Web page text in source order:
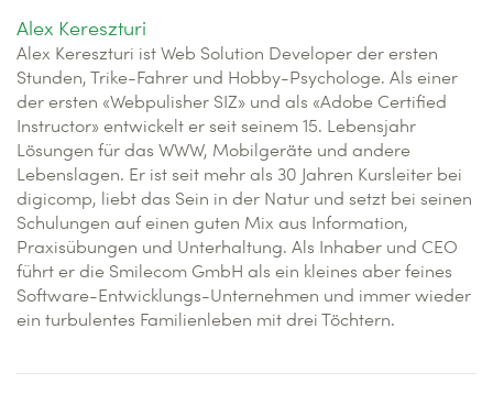
Alex Kereszturi
Alex Kereszturi ist Web Solution Developer der ersten
Stunden, Trike-Fahrer und Hobby-Psychologe. Als einer
der ersten «Webpulisher SIZ» und als «Adobe Certified
Instructor» entwickelt er seit seinem 15. Lebensjahr
Lösungen für das WWW, Mobilgeräte und andere
Lebenslagen. Er ist seit mehr als 30 Jahren Kursleiter bei
digicomp, liebt das Sein in der Natur und setzt bei seinen
Schulungen auf einen guten Mix aus Information,
Praxisübungen und Unterhaltung. Als Inhaber und CEO
führt er die Smilecom GmbH als ein kleines aber feines
Software-Entwicklungs-Unternehmen und immer wieder
ein turbulentes Familienleben mit drei Töchtern.